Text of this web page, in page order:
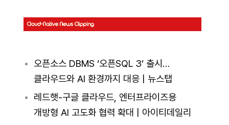
오픈소스 DBMS ‘오픈SQL 3’ 출시…
클라우드와 AI 환경까지 대응 | 뉴스탭
레드햇-구글 클라우드, 엔터프라이즈용
개방형 AI 고도화 협력 확대 | 아이티데일리